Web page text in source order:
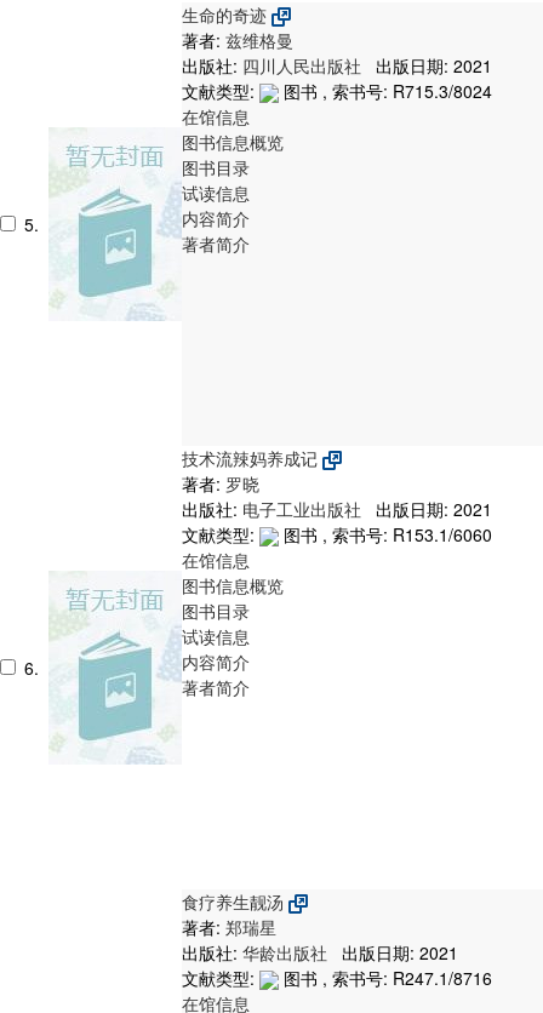
5.
生命的奇迹
著者: 兹维格曼
出版社: 四川人民出版社
出版日期: 2021
文献类型:
图书 , 索书号: R715.3/8024
在馆信息
图书信息概览
图书目录
试读信息
内容简介
著者简介
6.
技术流辣妈养成记
著者: 罗晓
出版社: 电子工业出版社
出版日期: 2021
文献类型:
图书 , 索书号: R153.1/6060
在馆信息
图书信息概览
图书目录
试读信息
内容简介
著者简介
食疗养生靓汤
著者: 郑瑞星
出版社: 华龄出版社
出版日期: 2021
文献类型:
图书 , 索书号: R247.1/8716
在馆信息